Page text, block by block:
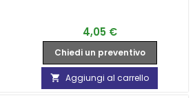
Prezzo
4,05 €
Chiedi un preventivo
 Aggiungi al carrello